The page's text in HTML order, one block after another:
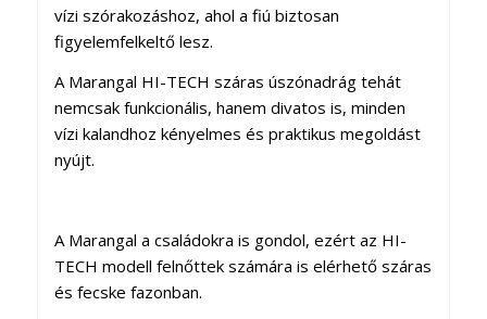
vízi szórakozáshoz, ahol a fiú biztosan
figyelemfelkeltő lesz.
A Marangal HI-TECH száras úszónadrág tehát
nemcsak funkcionális, hanem divatos is, minden
vízi kalandhoz kényelmes és praktikus megoldást
nyújt.
A Marangal a családokra is gondol, ezért az HI-
TECH modell felnőttek számára is elérhető száras
és fecske fazonban.